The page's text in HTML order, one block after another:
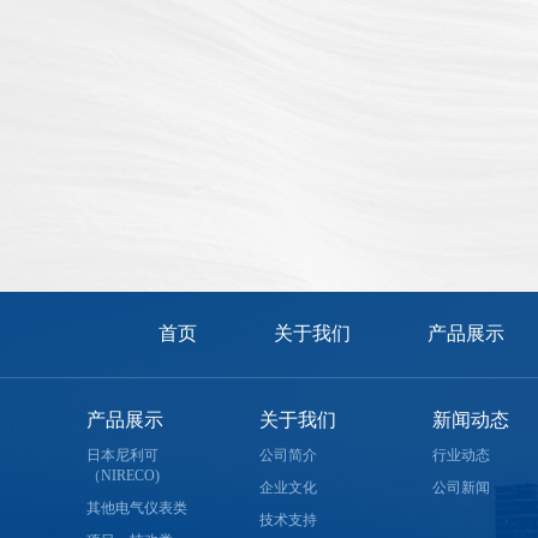
首页 关于我们 产品展示
产品展示
日本尼利可
（NIRECO)
其他电气仪表类
关于我们
公司简介
企业文化
技术支持
新闻动态
行业动态
公司新闻